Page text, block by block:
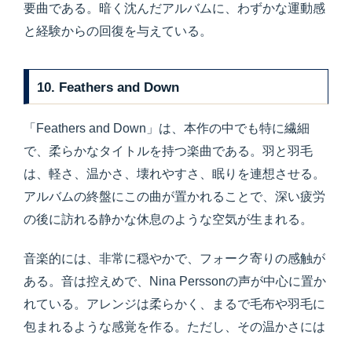
要曲である。暗く沈んだアルバムに、わずかな運動感
と経験からの回復を与えている。
10. Feathers and Down
「Feathers and Down」は、本作の中でも特に繊細
で、柔らかなタイトルを持つ楽曲である。羽と羽毛
は、軽さ、温かさ、壊れやすさ、眠りを連想させる。
アルバムの終盤にこの曲が置かれることで、深い疲労
の後に訪れる静かな休息のような空気が生まれる。
音楽的には、非常に穏やかで、フォーク寄りの感触が
ある。音は控えめで、Nina Perssonの声が中心に置か
れている。アレンジは柔らかく、まるで毛布や羽毛に
包まれるような感覚を作る。ただし、その温かさには